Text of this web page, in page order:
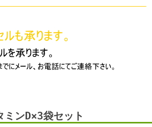
ンD×3袋セット